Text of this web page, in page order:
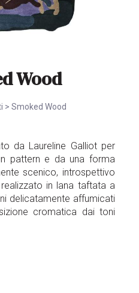
Wood
> Smoked Wood
da Laureline Galliot per
pattern e da una forma
scenico, introspettivo
in lana taftata a
delicatamente affumicati
cromatica dai toni